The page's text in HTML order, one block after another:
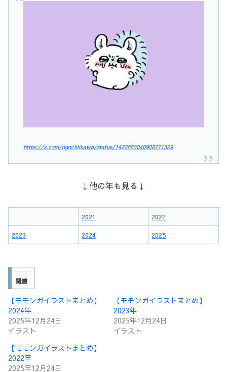
https://x.com/ngnchiikawa/status/1422885040908771329
↓他の年も見る↓
2021 2022
2023 2024 2025
関連
【モモンガイラストまとめ】
2024年
2025年12月24日
イラスト
【モモンガイラストまとめ】
2023年
2025年12月24日
イラスト
【モモンガイラストまとめ】
2022年
2025年12月24日